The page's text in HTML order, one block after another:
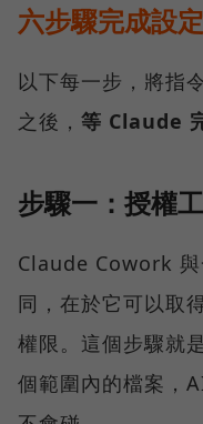
六步驟完成設定
以下每一步，將指
之後， 等 Claude
步驟一：授權
Claude Cowork
同，在於它可以取
權限。這個步驟就
個範圍內的檔案，